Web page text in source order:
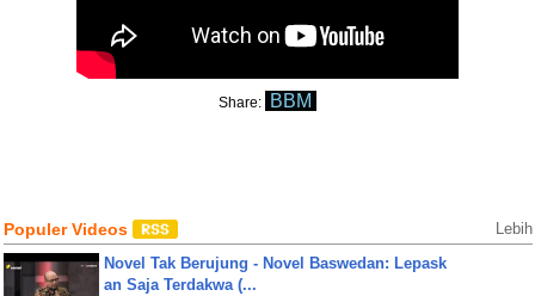
Share: BBM
Populer Videos Lebih
Novel Tak Berujung - Novel Baswedan: Lepask
an Saja Terdakwa (...